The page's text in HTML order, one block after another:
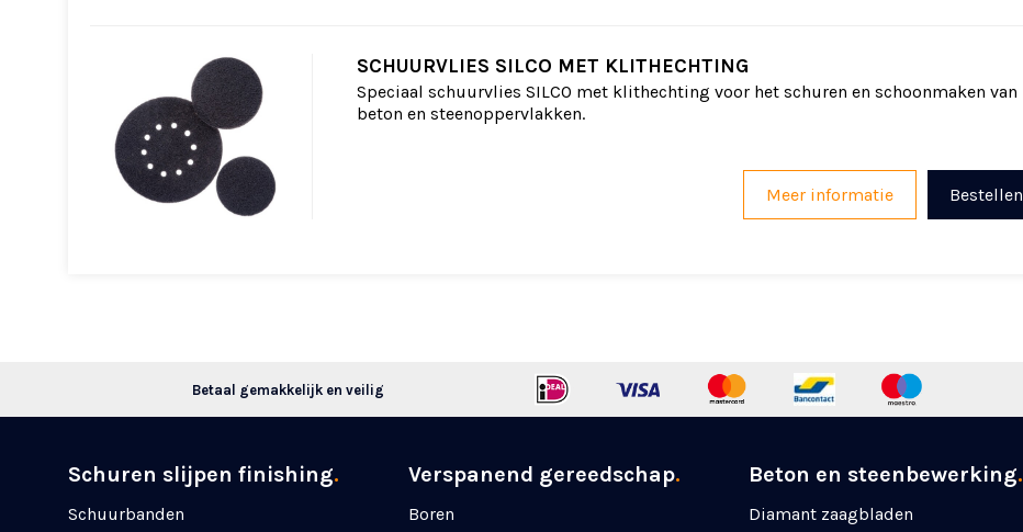
SCHUURVLIES SILCO MET KLITHECHTING
Speciaal schuurvlies SILCO met klithechting voor het schuren en schoonmaken van
beton en steenoppervlakken.
Bestellen
Meer informatie
Betaal gemakkelijk en veilig
Schuren slijpen finishing.
Schuurbanden
Verspanend gereedschap.
Boren
Beton en steenbewerking.
Diamant zaagbladen